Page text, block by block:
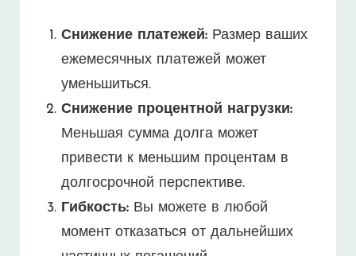
Снижение платежей: Размер ваших
ежемесячных платежей может
уменьшиться.
Снижение процентной нагрузки:
Меньшая сумма долга может
привести к меньшим процентам в
долгосрочной перспективе.
Гибкость: Вы можете в любой
момент отказаться от дальнейших